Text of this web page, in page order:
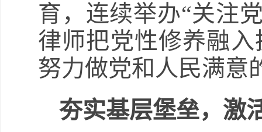
育，连续举办“关注
律师把党性修养融
努力做党和人民满意
夯实基层堡垒，激